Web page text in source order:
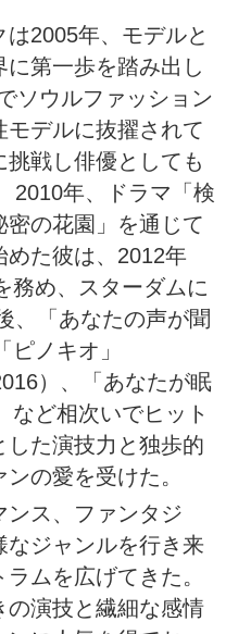
2005年、モデルと
に第一歩を踏み出し
ソウルファッション
モデルに抜擢されて
戦し俳優としても
2010年、ドラマ「検
の花園」を通じて
めた彼は、2012年
務め、スターダムに
、「あなたの声が聞
ノキオ」
）、「あなたが眠
など相次いでヒット
た演技力と独歩的
の愛を受けた。
ンス、ファンタジ
なジャンルを行き来
ムを広げてきた。
の演技と繊細な感情